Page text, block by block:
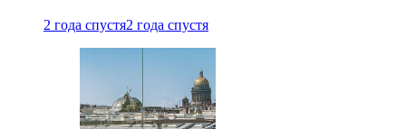
2 года спустя2 года спустя